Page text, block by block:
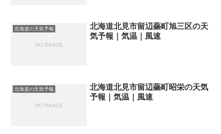
北海道の天気予報
北海道北見市留辺蘂町旭三区の天
気予報｜気温｜風速
北海道の天気予報
北海道北見市留辺蘂町昭栄の天気
予報｜気温｜風速